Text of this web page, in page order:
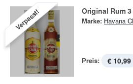
Verpasst! Original Rum
Marke: Havana
Preis: € 10,99